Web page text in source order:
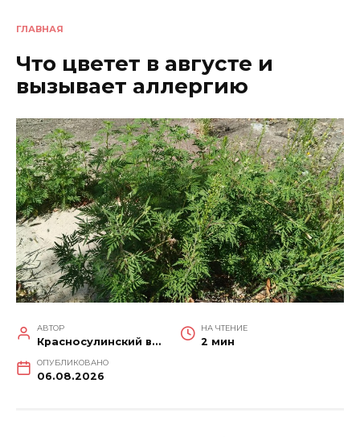
ГЛАВНАЯ
Что цветет в августе и
вызывает аллергию
АВТОР
Красносулинский вестник
НА ЧТЕНИЕ
2 мин
ОПУБЛИКОВАНО
06.08.2026